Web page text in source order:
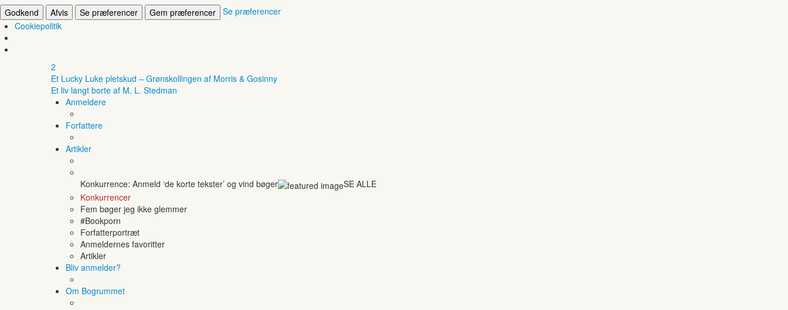
Godkend
Afvis Se præferencer Gem præferencer Se præferencer
Cookiepolitik
2
Et Lucky Luke pletskud – Grønskollingen af Morris & Gosinny
Et liv langt borte af M. L. Stedman
Anmeldere
Forfattere
Artikler
Konkurrence: Anmeld ‘de korte tekster’ og vind bøger
SE ALLE
Konkurrencer
Fem bøger jeg ikke glemmer
#Bookporn
Forfatterportræt
Anmeldernes favoritter
Artikler
Bliv anmelder?
Om Bogrummet